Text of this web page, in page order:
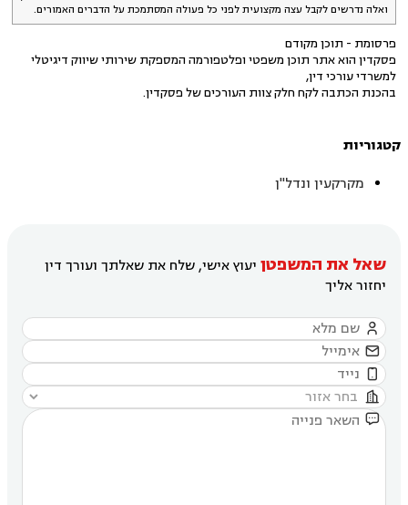
ואלה נדרשים לקבל עצה מקצועית לפני כל פעולה המסתמכת על הדברים האמורים.
פרסומת - תוכן מקודם
פסקדין הוא אתר תוכן משפטי ופלטפורמה המספקת שירותי שיווק דיגיטלי
למשרדי עורכי דין,
בהכנת הכתבה לקח חלק צוות העורכים של פסקדין.
קטגוריות
מקרקעין ונדל"ן
שאל את המשפטן יעוץ אישי, שלח את שאלתך ועורך דין
יחזור אליך




